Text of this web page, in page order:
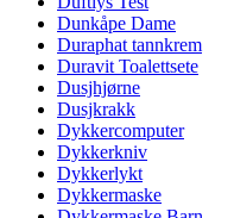
Dunkåpe Dame
Duraphat tannkrem
Duravit Toalettsete
Dusjhjørne
Dusjkrakk
Dykkercomputer
Dykkerkniv
Dykkerlykt
Dykkermaske